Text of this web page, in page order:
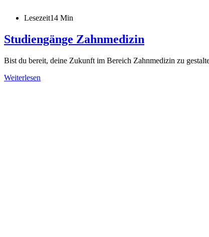
Lesezeit14 Min
Studiengänge Zahnmedizin
Bist du bereit, deine Zukunft im Bereich Zahnmedizin zu
Weiterlesen